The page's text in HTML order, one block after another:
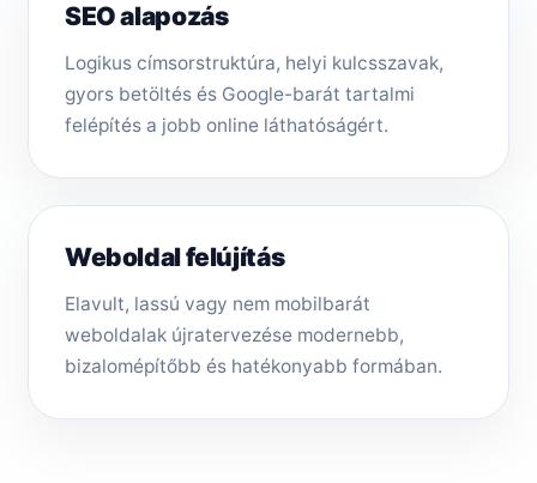
SEO alapozás
Logikus címsorstruktúra, helyi kulcsszavak,
gyors betöltés és Google-barát tartalmi
felépítés a jobb online láthatóságért.
Weboldal felújítás
Elavult, lassú vagy nem mobilbarát
weboldalak újratervezése modernebb,
bizalomépítőbb és hatékonyabb formában.